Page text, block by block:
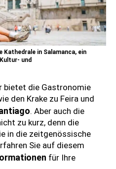
Kathedrale in Salamanca, ein
und
bietet die Gastronomie
den Krake zu Feira und
. Aber auch die
zu kurz, denn die
in die zeitgenössische
Sie auf diesem
für Ihre